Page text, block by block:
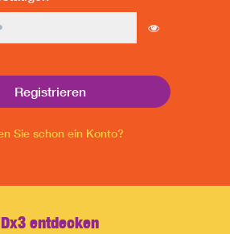
Registrieren
Sie schon ein Konto?
Dx3 entdecken